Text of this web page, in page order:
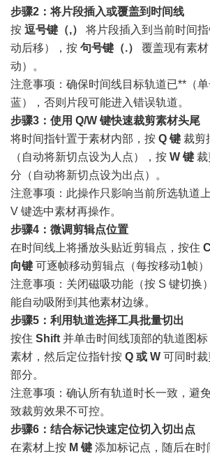
步骤2：将片段插入或覆盖到时间线
按 逗号键（,）
将片段插入到当前时间
动后移），按 句号键（.）
覆盖现有素
动）。
注意事项：确保时间线目标轨道已**（
蓝），否则片段可能进入错误轨道。
步骤3：使用 Q/W 键快速裁剪素材头尾
将时间指针置于素材内部，按 Q 键 裁剪
（自动将新切点设为人点），按 W 键
分（自动将新切点设为出点）。
注意事项：此操作只影响当前所选轨道
V 键选中素材再操作。
步骤4：微调剪辑点位置
在时间线上将播放头贴近剪辑点，按住
向键 可逐帧移动剪辑点（每按移动1帧）
注意事项：关闭磁吸功能（按 S 键切换
能自动吸附到其他素材边缘。
步骤5：利用轨道选择工具批量切出
按住 Shift 并单击时间线顶部的轨道图
素材，然后定位指针按 Q 或 W 可同时
部分。
注意事项：确认所有轨道时长一致，避
致裁剪效果不可控。
步骤6：结合标记快速定位切入切出点
在素材上按 M 键 添加标记点，随后在时